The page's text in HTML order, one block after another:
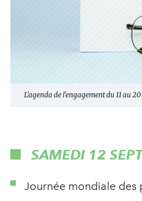
L'agenda de l'engagement du 11 au
SAMEDI 12
Journée mondiale des